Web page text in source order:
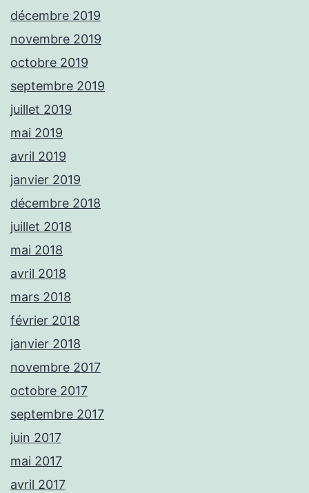
décembre 2019
novembre 2019
octobre 2019
septembre 2019
juillet 2019
mai 2019
avril 2019
janvier 2019
décembre 2018
juillet 2018
mai 2018
avril 2018
mars 2018
février 2018
janvier 2018
novembre 2017
octobre 2017
septembre 2017
juin 2017
mai 2017
avril 2017